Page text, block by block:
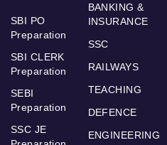
SBI PO
Preparation
SBI CLERK
Preparation
SEBI
Preparation
SSC JE
BANKING &
INSURANCE
SSC
RAILWAYS
TEACHING
DEFENCE
ENGINEERING